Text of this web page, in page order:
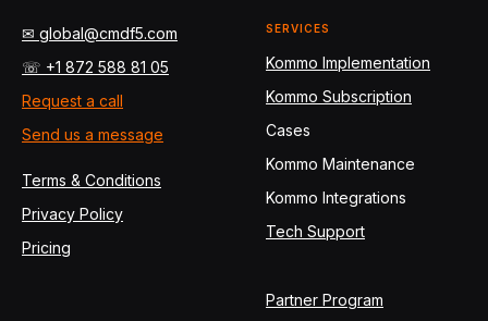
✉ global@cmdf5.com
☏ +1 872 588 81 05
Request a call
Send us a message
Terms & Conditions
Privacy Policy
Pricing
SERVICES
Kommo Implementation
Kommo Subscription
Cases
Kommo Maintenance
Kommo Integrations
Tech Support
Partner Program